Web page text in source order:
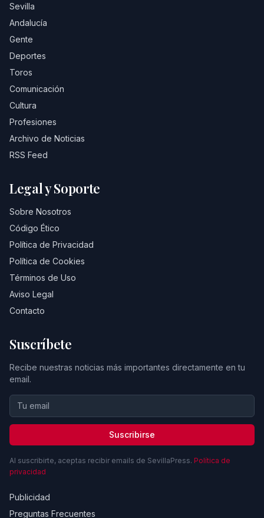
Sevilla
Andalucía
Gente
Deportes
Toros
Comunicación
Cultura
Profesiones
Archivo de Noticias
RSS Feed
Legal y Soporte
Sobre Nosotros
Código Ético
Política de Privacidad
Política de Cookies
Términos de Uso
Aviso Legal
Contacto
Suscríbete
Recibe nuestras noticias más importantes directamente en tu
email.
Suscribirse
Al suscribirte, aceptas recibir emails de SevillaPress. Política de
privacidad
Publicidad
Preguntas Frecuentes